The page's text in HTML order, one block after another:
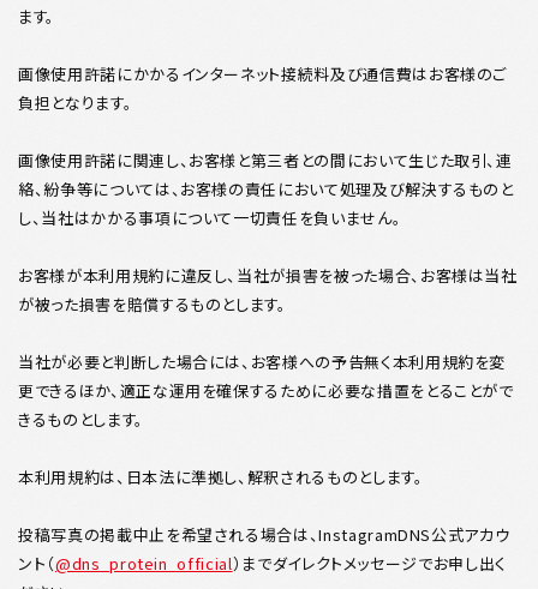
ます。
画像使用許諾にかかるインターネット接続料及び通信費はお客様のご
負担となります。
画像使用許諾に関連し、お客様と第三者との間において生じた取引、連
絡、紛争等については、お客様の責任において処理及び解決するものと
し、当社はかかる事項について一切責任を負いません。
お客様が本利用規約に違反し、当社が損害を被った場合、お客様は当社
が被った損害を賠償するものとします。
当社が必要と判断した場合には、お客様への予告無く本利用規約を変
更できるほか、適正な運用を確保するために必要な措置をとることがで
きるものとします。
本利用規約は、日本法に準拠し、解釈されるものとします。
投稿写真の掲載中止を希望される場合は、InstagramDNS公式アカウ
ント（@dns_protein_official）までダイレクトメッセージでお申し出く